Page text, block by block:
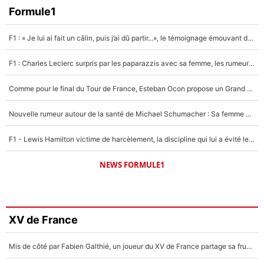
Formule1
F1 : « Je lui ai fait un câlin, puis j’ai dû partir...», le témoignage émouvant de Max Verstappen sur sa fille
F1 : Charles Leclerc surpris par les paparazzis avec sa femme, les rumeurs étaient vraies !
Comme pour le final du Tour de France, Esteban Ocon propose un Grand Prix de Formule 1 à Paris : «Autour de l’Arc de Triomphe, ce serait génial» !
Nouvelle rumeur autour de la santé de Michael Schumacher : Sa femme Corinna sort du silence
F1 - Lewis Hamilton victime de harcèlement, la discipline qui lui a évité le pire : «J'aurais probablement mal tourné»
NEWS FORMULE1
XV de France
Mis de côté par Fabien Galthié, un joueur du XV de France partage sa frustration : «ils ne me l’ont pas dit tout de suite»